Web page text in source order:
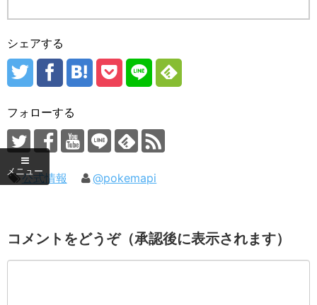
シェアする
フォローする
公式情報 @pokemapi
コメントをどうぞ（承認後に表示されます）